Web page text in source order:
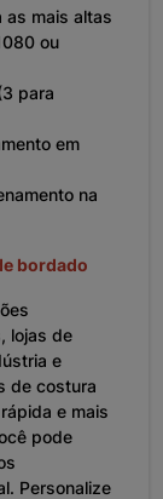
as mais altas
ou
para
em
na
bordado
lojas de
e
de costura
e mais
pode
Personalize